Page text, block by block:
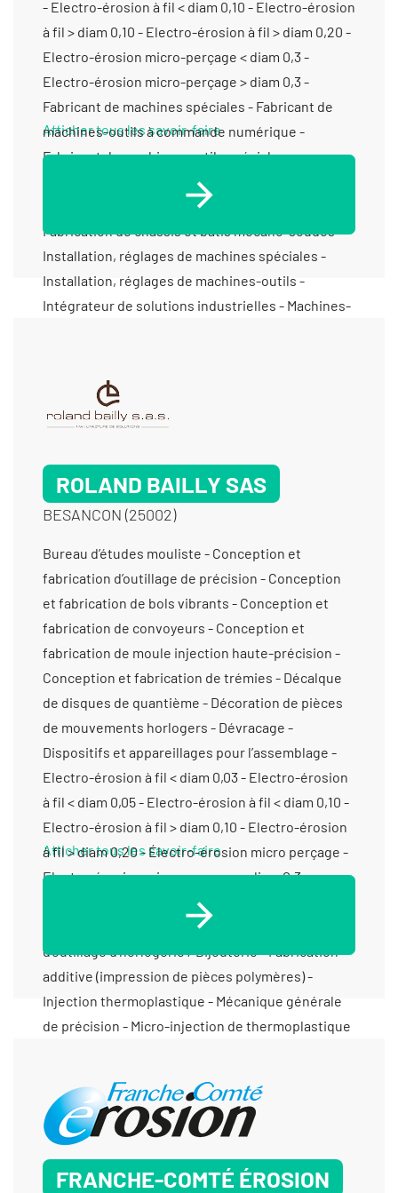
- Electro-érosion à fil < diam 0,10 - Electro-érosion
à fil > diam 0,10 - Electro-érosion à fil > diam 0,20 -
Electro-érosion micro-perçage < diam 0,3 -
Electro-érosion micro-perçage > diam 0,3 -
Fabricant de machines spéciales - Fabricant de
machines-outils à commande numérique -
Fabricant de machines-outils spéciales -
Fabrication d'outillage pour le découpage -
Fabrication d’ensembles et de sous-ensembles -
Fabrication de châssis et bâtis mécano-soudés -
Installation, réglages de machines spéciales -
Installation, réglages de machines-outils -
Intégrateur de solutions industrielles - Machines-
Mécanique générale de précision - Micro-usinage
- Micromécanique - Microperçage - Négociant
machines spéciales - Programmation d’automates
(fabrication) - Rétrofit de machines spéciales
Afficher tous les savoir-faire
ROLAND BAILLY SAS
BESANCON (25002)
Bureau d’études mouliste - Conception et
fabrication d’outillage de précision - Conception
et fabrication de bols vibrants - Conception et
fabrication de convoyeurs - Conception et
fabrication de moule injection haute-précision -
Conception et fabrication de trémies - Décalque
de disques de quantième - Décoration de pièces
de mouvements horlogers - Dévracage -
Dispositifs et appareillages pour l’assemblage -
Electro-érosion à fil < diam 0,03 - Electro-érosion
à fil < diam 0,05 - Electro-érosion à fil < diam 0,10 -
Electro-érosion à fil > diam 0,10 - Electro-érosion
à fil > diam 0,20 - Électro-érosion micro perçage -
Electro-érosion micro-perçage < diam 0,3 -
Electro-érosion micro-perçage > diam 0,3 -
Électro-érosion par enfonçage - Fabricant
d’outillage d’horlogerie / Bijouterie - Fabrication
additive (impression de pièces polymères) -
Injection thermoplastique - Mécanique générale
de précision - Micro-injection de thermoplastique
Rectification cylindrique inter - Rectification
plane - Surmoulage - Système robot vision
Afficher tous les savoir-faire
FRANCHE-COMTÉ ÉROSION